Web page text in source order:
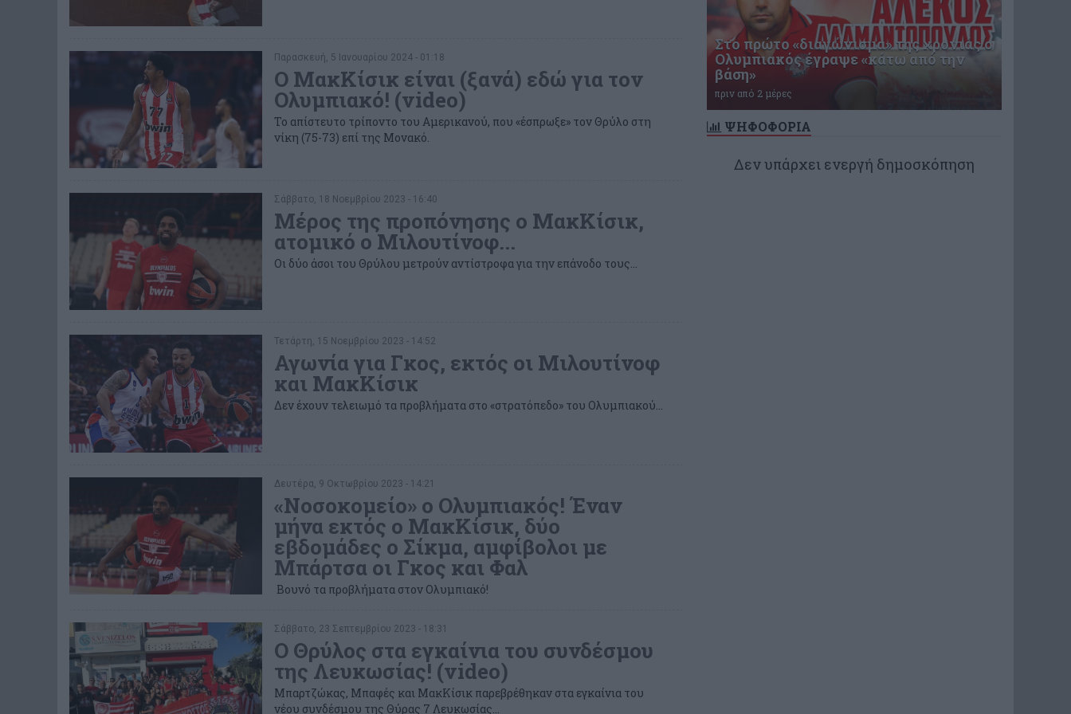
Παρασκευή, 5 Ιανουαρίου 2024 - 01:18
Ο ΜακΚίσικ είναι (ξανά) εδώ για τον
Ολυμπιακό! (video)
Το απίστευτο τρίποντο του Αμερικανού, που «έσπρωξε» τον Θρύλο στη
νίκη (75-73) επί της Μονακό.
Σάββατο, 18 Νοεμβρίου 2023 - 16:40
Μέρος της προπόνησης ο ΜακΚίσικ,
ατομικό ο Μιλουτίνοφ...
Οι δύο άσοι του Θρύλου μετρούν αντίστροφα για την επάνοδο τους...
Τετάρτη, 15 Νοεμβρίου 2023 - 14:52
Αγωνία για Γκος, εκτός οι Μιλουτίνοφ
και ΜακΚίσικ
Δεν έχουν τελειωμό τα προβλήματα στο «στρατόπεδο» του Ολυμπιακού...
Δευτέρα, 9 Οκτωβρίου 2023 - 14:21
«Νοσοκομείο» ο Ολυμπιακός! Έναν
μήνα εκτός ο ΜακΚίσικ, δύο
εβδομάδες ο Σίκμα, αμφίβολοι με
Μπάρτσα οι Γκος και Φαλ
Βουνό τα προβλήματα στον Ολυμπιακό!
Σάββατο, 23 Σεπτεμβρίου 2023 - 18:31
Ο Θρύλος στα εγκαίνια του συνδέσμου
της Λευκωσίας! (video)
Μπαρτζώκας, Μπαφές και ΜακΚίσικ παρεβρέθηκαν στα εγκαίνια του
νέου συνδέσμου της Θύρας 7 Λευκωσίας...
Στο πρώτο «διαγώνισμα» της χρονιάς ο
Ολυμπιακός έγραψε «κάτω από την
βάση»
πριν από 2 μέρες
ΨΗΦΟΦΟΡΙΑ
Δεν υπάρχει ενεργή δημοσκόπηση